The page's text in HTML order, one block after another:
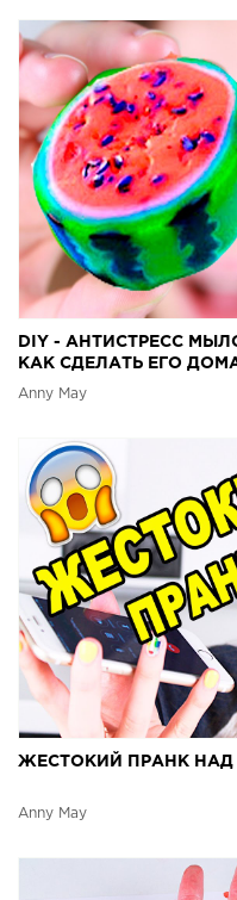
DIY - АНТИСТРЕСС
КАК СДЕЛАТЬ ЕГО
Anny May
ЖЕСТОКИЙ ПРАНК
Anny May